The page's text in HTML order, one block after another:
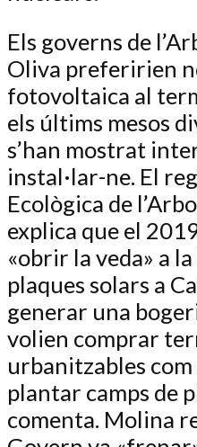
Els governs de
Oliva preferirien
fotovoltaica al
els últims mesos
s’han mostrat
instal·lar-ne. El
Ecològica de
explica que el
«obrir la veda» a
plaques solars a
generar una
volien comprar
urbanitzables
plantar camps de
comenta. Molina